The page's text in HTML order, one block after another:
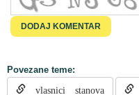
Povezane teme:
vlasnici stanova